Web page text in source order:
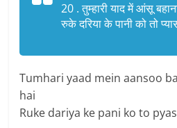
20 . तुम्हारी याद में आंसू
रुके दरिया के पानी को तो
Tumhari yaad mein aansoo
hai
Ruke dariya ke pani ko to